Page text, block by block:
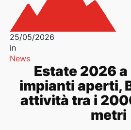
25/05/2026
in
News
Estate 2026
impianti aperti,
attività tra i
metri